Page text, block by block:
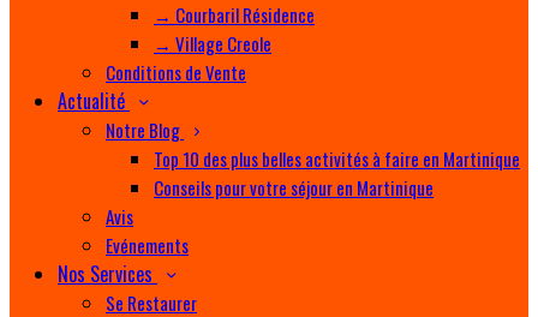
→ Courbaril Résidence
→ Village Creole
Conditions de Vente
Actualité
Notre Blog
Top 10 des plus belles activités à faire en Martinique
Conseils pour votre séjour en Martinique
Avis
Evénements
Nos Services
Se Restaurer